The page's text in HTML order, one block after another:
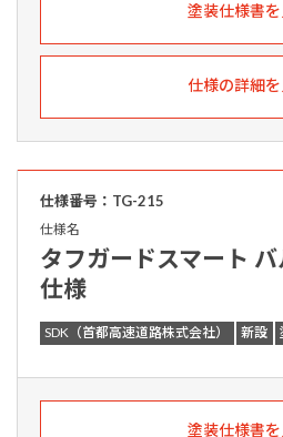
塗装仕様書を
仕様の詳細を
仕様番号：TG-215
仕様名
タフガードスマート
仕様
SDK（首都高速道路株式会社） 新設
塗装仕様書を